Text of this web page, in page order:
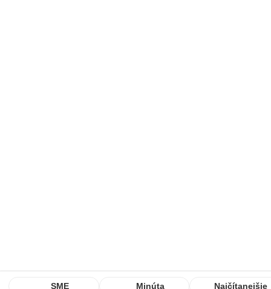
SME Minúta Najčítanejšie